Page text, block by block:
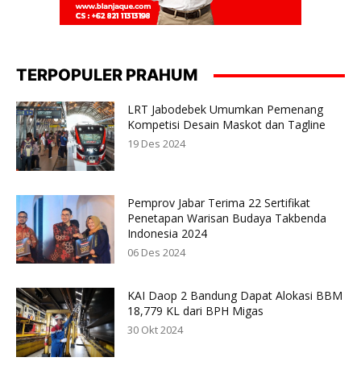
TERPOPULER PRAHUM
LRT Jabodebek Umumkan Pemenang
Kompetisi Desain Maskot dan Tagline
19 Des 2024
Pemprov Jabar Terima 22 Sertifikat
Penetapan Warisan Budaya Takbenda
Indonesia 2024
06 Des 2024
KAI Daop 2 Bandung Dapat Alokasi BBM
18,779 KL dari BPH Migas
30 Okt 2024